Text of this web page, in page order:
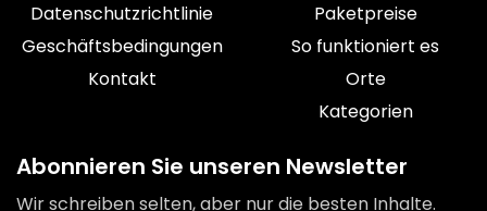
Datenschutzrichtlinie
Geschäftsbedingungen
Kontakt
Paketpreise
So funktioniert es
Orte
Kategorien
Abonnieren Sie unseren Newsletter
Wir schreiben selten, aber nur die besten Inhalte.